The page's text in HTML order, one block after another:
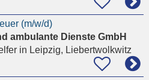
(m/w/d)
ambulante Dienste GmbH
in Leipzig, Liebertwolkwitz